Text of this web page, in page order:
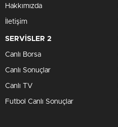
Hakkımızda
İletişim
SERVİSLER 2
Canlı Borsa
Canlı Sonuçlar
Canlı TV
Futbol Canlı Sonuçlar